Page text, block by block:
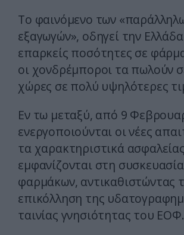
Το φαινόμενο των
εξαγωγών», οδηγεί την
επαρκείς ποσότητες σε
οι χονδρέμποροι τα πωλούν
χώρες σε πολύ υψηλότερες
Εν τω μεταξύ, από 9
ενεργοποιούνται οι νέες
τα χαρακτηριστικά
εμφανίζονται στη
φαρμάκων, αντικαθιστώντας
επικόλληση της
ταινίας γνησιότητας του ΕΟΦ.